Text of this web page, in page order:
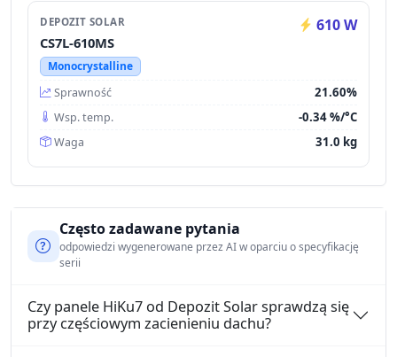
DEPOZIT SOLAR 610 W
CS7L-610MS
Monocrystalline
Sprawność
21.60%
Wsp. temp. -0.34 %/°C
Waga 31.0 kg
Często zadawane pytania
odpowiedzi wygenerowane przez AI w oparciu o specyfikację
serii
Czy panele HiKu7 od Depozit Solar sprawdzą się
przy częściowym zacienieniu dachu?